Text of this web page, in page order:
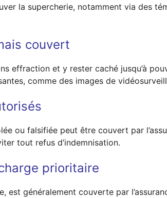
la supercherie, notamment via des
couvert
effraction et y rester caché jusqu’à
comme des images de
ou falsifiée peut être couvert par
tout refus d’indemnisation.
prioritaire
est généralement couverte par